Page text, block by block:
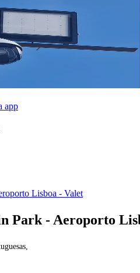
app
Lisboa - Valet
Park - Aeroporto